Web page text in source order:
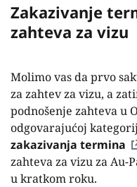
Zakazivanje
zahteva za vizu
Molimo vas da prvo
za zahtev za vizu, a
podnošenje zahteva u
odgovarajućoj
zakazivanja termina
zahteva za vizu za Au-
u kratkom roku.